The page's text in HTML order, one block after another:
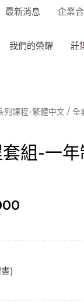
最新消息 企業
我們的榮耀 莊
列課程-繁體中文 / 全
組-一
)